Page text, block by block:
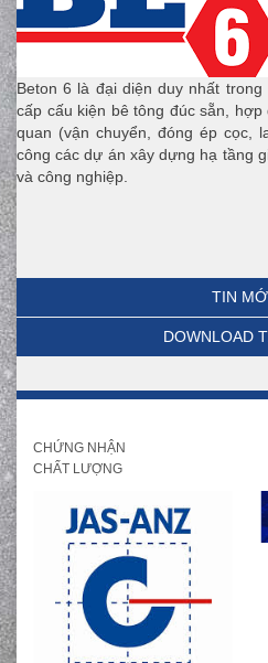
Beton 6 là đại diện duy nhất
cấp cấu kiện bê tông đúc sẵn,
quan (vận chuyển, đóng ép cọc,
công các dự án xây dựng hạ tầng
và công nghiệp.
TIN
DOWNLOAD
CHỨNG NHẬN
CHẤT LƯỢNG